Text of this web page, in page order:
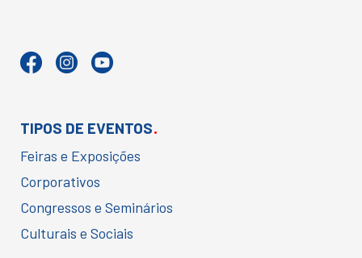
TIPOS DE EVENTOS.
Feiras e Exposições
Corporativos
Congressos e Seminários
Culturais e Sociais